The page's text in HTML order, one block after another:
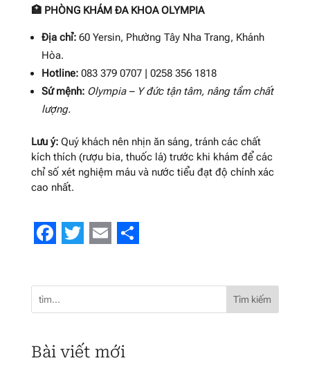
🏥 PHÒNG KHÁM ĐA KHOA OLYMPIA
Địa chỉ:60 Yersin, Phường Tây Nha Trang, Khánh
Hòa.
Hotline:083 379 0707 | 0258 356 1818
Sứ mệnh: Olympia – Y đức tận tâm, nâng tầm chất
lượng.
Lưu ý:Quý khách nên nhịn ăn sáng, tránh các chất
kích thích (rượu bia, thuốc lá) trước khi khám để các
chỉ số xét nghiệm máu và nước tiểu đạt độ chính xác
cao nhất.
Tìm kiếm
Bài viết mới